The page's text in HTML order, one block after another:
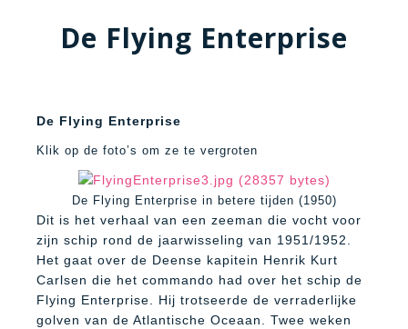
De Flying Enterprise
De Flying Enterprise
Klik op de foto’s om ze te vergroten
De Flying Enterprise in betere tijden (1950)
Dit is het verhaal van een zeeman die vocht voor
zijn schip rond de jaarwisseling van 1951/1952.
Het gaat over de Deense kapitein Henrik Kurt
Carlsen die het commando had over het schip de
Flying Enterprise. Hij trotseerde de verraderlijke
golven van de Atlantische Oceaan. Twee weken